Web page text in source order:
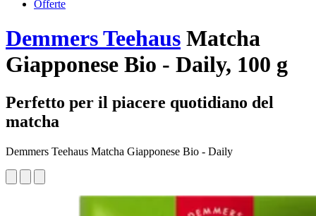
Offerte
Demmers Teehaus Matcha
Giapponese Bio - Daily, 100 g
Perfetto per il piacere quotidiano del
matcha
Demmers Teehaus Matcha Giapponese Bio - Daily